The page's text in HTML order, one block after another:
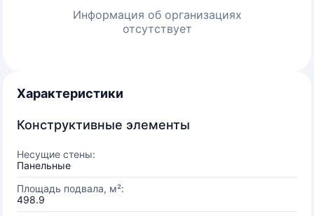
Информация об организациях
отсутствует
Характеристики
Конструктивные элементы
Несущие стены:
Панельные
Площадь подвала, м²:
498.9